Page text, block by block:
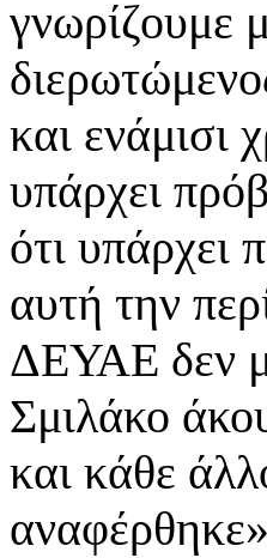
γνωρίζουμε
και ενάμισι
υπάρχει
ότι υπάρχει
αυτή την
ΔΕΥΑΕ δεν
Σμιλάκο
και κάθε